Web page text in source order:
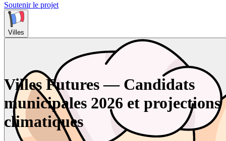
Soutenir le projet
Villes
Villes Futures — Candidats
municipales 2026 et projections
climatiques